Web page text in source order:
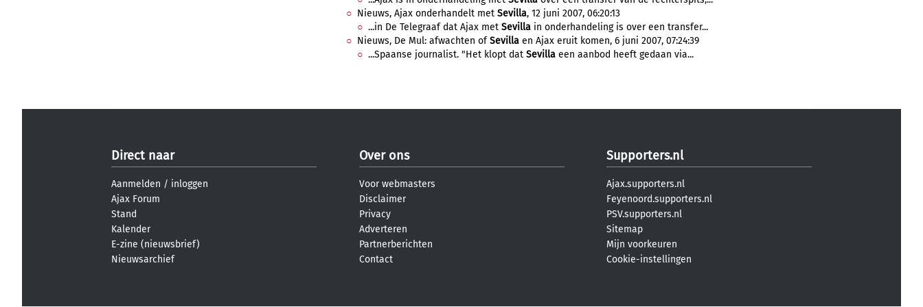
Nieuws, Ajax onderhandelt met Sevilla, 12 juni 2007, 06:20:13
...in De Telegraaf dat Ajax met Sevilla in onderhandeling is over een transfer...
Nieuws, De Mul: afwachten ofSevilla en Ajax eruit komen, 6 juni 2007, 07:24:39
...Spaanse journalist. "Het klopt dat Sevilla een aanbod heeft gedaan via...
Direct naar
Aanmelden / inloggen
Ajax Forum
Stand
Kalender
E-zine (nieuwsbrief)
Nieuwsarchief
Over ons
Voor webmasters
Disclaimer
Privacy
Adverteren
Partnerberichten
Contact
Supporters.nl
Ajax.supporters.nl
Feyenoord.supporters.nl
PSV.supporters.nl
Sitemap
Mijn voorkeuren
Cookie-instellingen